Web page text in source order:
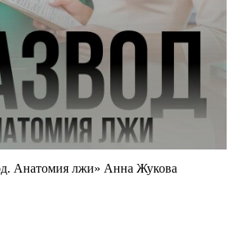
Анатомия лжи» Анна Жукова